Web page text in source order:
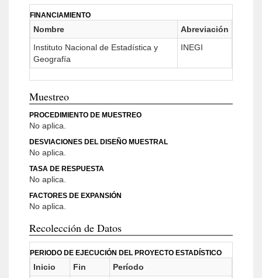
FINANCIAMIENTO
Nombre
Abreviación
Instituto Nacional de Estadística y
Geografía
INEGI
Muestreo
PROCEDIMIENTO DE MUESTREO
No aplica.
DESVIACIONES DEL DISEÑO MUESTRAL
No aplica.
TASA DE RESPUESTA
No aplica.
FACTORES DE EXPANSIÓN
No aplica.
Recolección de Datos
PERIODO DE EJECUCIÓN DEL PROYECTO ESTADÍSTICO
Inicio Fin
Período